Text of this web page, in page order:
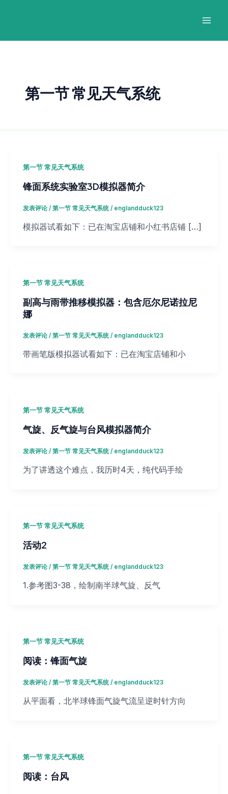
第一节 常见天气系统
第一节 常见天气系统
锋面系统实验室3D模拟器简介
发表评论 /第一节 常见天气系统/ englandduck123
模拟器试看如下：已在淘宝店铺和小红书店铺 […]
第一节 常见天气系统
副高与雨带推移模拟器：包含厄尔尼诺拉尼
娜
发表评论 /第一节 常见天气系统/ englandduck123
带画笔版模拟器试看如下：已在淘宝店铺和小
第一节 常见天气系统
气旋、反气旋与台风模拟器简介
发表评论 /第一节 常见天气系统/ englandduck123
为了讲透这个难点，我历时4天，纯代码手绘
第一节 常见天气系统
活动2
发表评论 /第一节 常见天气系统/ englandduck123
1.参考图3-38，绘制南半球气旋、反气
第一节 常见天气系统
阅读：锋面气旋
发表评论 / 第一节 常见天气系统/ englandduck123
从平面看，北半球锋面气旋气流呈逆时针方向
第一节 常见天气系统
阅读：台风